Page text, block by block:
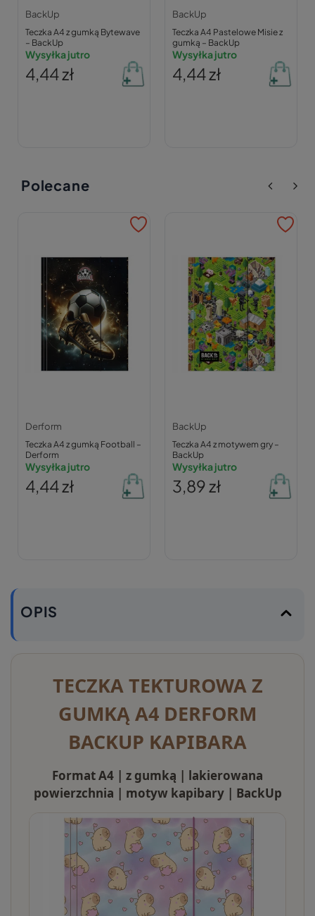
BackUp
Teczka A4 z gumką Bytewave
– BackUp
Wysyłka jutro
4,44 zł
BackUp
Teczka A4 Pastelowe Misie z
gumką – BackUp
Wysyłka jutro
4,44 zł
Polecane
Derform
Teczka A4 z gumką Football –
Derform
Wysyłka jutro
4,44 zł
BackUp
Teczka A4 z motywem gry –
BackUp
Wysyłka jutro
3,89 zł
OPIS
TECZKA TEKTUROWA Z
GUMKĄ A4 DERFORM
BACKUP KAPIBARA
Format A4 | z gumką | lakierowana
powierzchnia | motyw kapibary | BackUp